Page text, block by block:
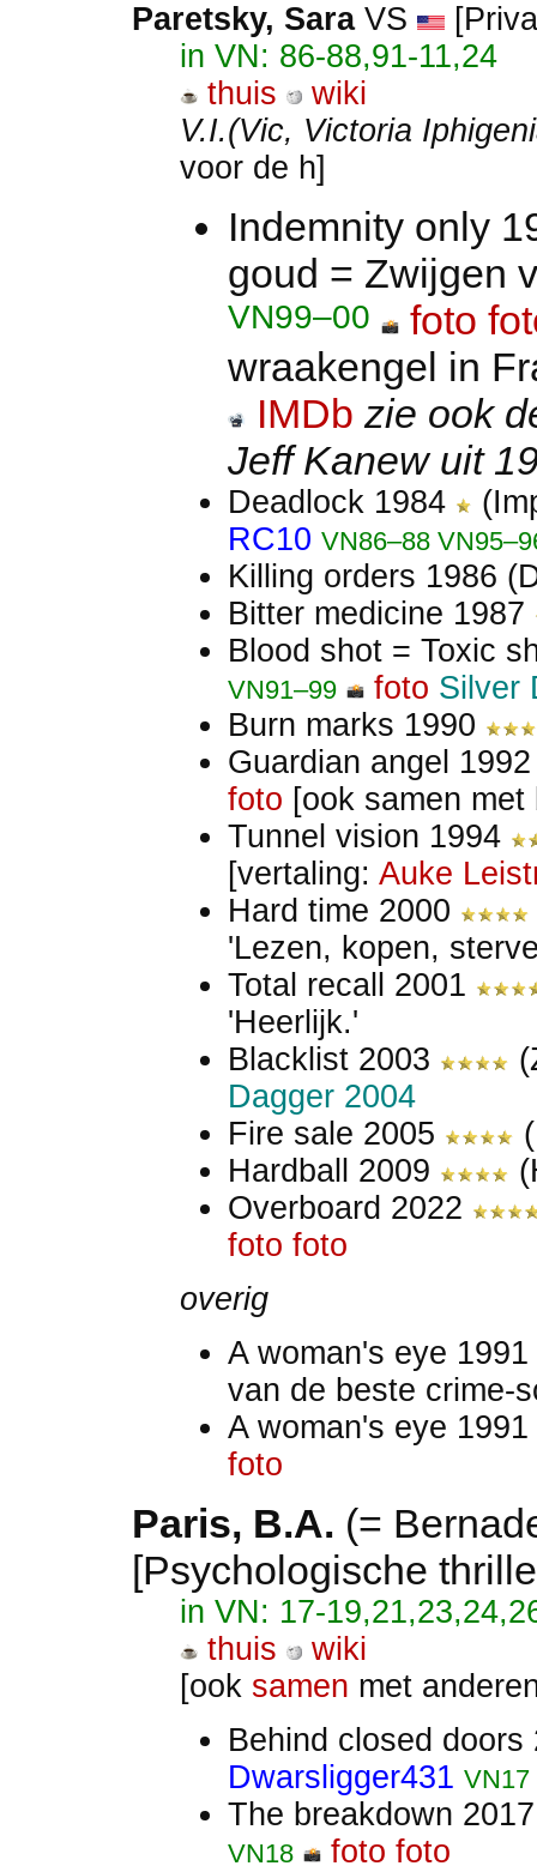
Paretsky, SaraVS
in VN: 86-88,91-11,24
thuis
wiki
V.I.(Vic, Victoria
voor de h]
Indemnity only
goud = Zwijgen
VN99–00
foto
wraakengel in
IMDb zie ook
Jeff Kanew uit
Deadlock 1984
RC10 VN86–88
Killing orders 1986
Bitter medicine 1987
Blood shot = Toxic
VN91–99 foto Silver
Burn marks 1990
Guardian angel
foto [ook samen
Tunnel vision 1994
[vertaling: Auke
Hard time 2000
'Lezen, kopen,
Total recall 2001
'Heerlijk.'
Blacklist 2003
Dagger 2004
Fire sale 2005
Hardball 2009
Overboard 2022
foto foto
overig
A woman's eye
van de beste crime-
A woman's eye
foto
Paris, B.A. (=
[Psychologische
in VN: 17-
thuis
wiki
[ook samen met
Behind closed
Dwarsligger431 VN17
The breakdown
VN18 foto foto